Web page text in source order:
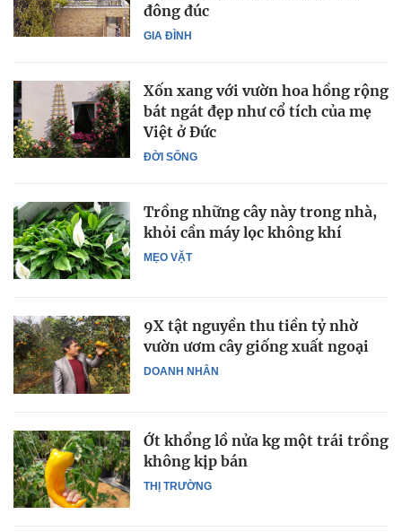
GIA ĐÌNH
đông đúc
ĐỜI SỐNG
Xốn xang với vườn hoa hồng rộng
bát ngát đẹp như cổ tích của mẹ
Việt ở Đức
MẸO VẶT
Trồng những cây này trong nhà,
khỏi cần máy lọc không khí
DOANH NHÂN
9X tật nguyền thu tiền tỷ nhờ
vườn ươm cây giống xuất ngoại
THỊ TRƯỜNG
Ớt khổng lồ nửa kg một trái trồng
không kịp bán